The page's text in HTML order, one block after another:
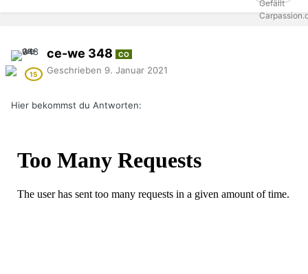
ce-we 348 CO
Geschrieben 9. Januar 2021
Hier bekommst du Antworten: